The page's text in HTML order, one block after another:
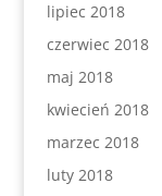
lipiec 2018
czerwiec 2018
maj 2018
kwiecień 2018
marzec 2018
luty 2018